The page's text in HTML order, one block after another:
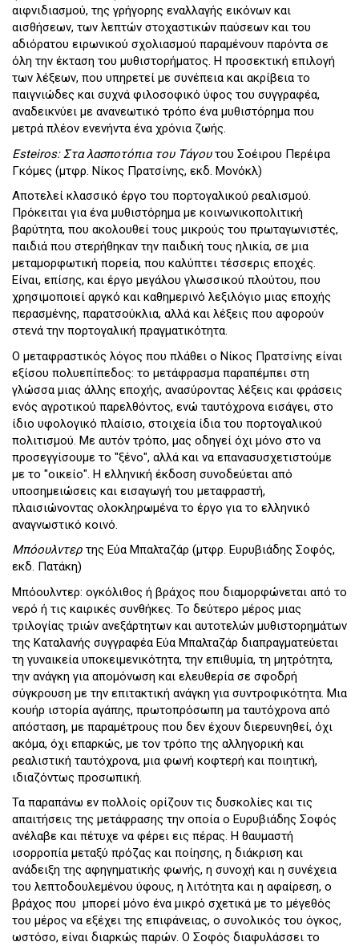
αιφνιδιασμού, της γρήγορης εναλλαγής εικόνων και
αισθήσεων, των λεπτών στοχαστικών παύσεων και του
αδιόρατου ειρωνικού σχολιασμού παραμένουν παρόντα σε
όλη την έκταση του μυθιστορήματος. Η προσεκτική επιλογή
των λέξεων, που υπηρετεί με συνέπεια και ακρίβεια το
παιγνιώδες και συχνά φιλοσοφικό ύφος του συγγραφέα,
αναδεικνύει με ανανεωτικό τρόπο ένα μυθιστόρημα που
μετρά πλέον ενενήντα ένα χρόνια ζωής.
Esteiros: Στα λασποτόπια του Τάγουτου Σοέιρου Περέιρα
Γκόμες (μτφρ. Νίκος Πρατσίνης, εκδ. Μονόκλ)
Αποτελεί κλασσικό έργο του πορτογαλικού ρεαλισμού.
Πρόκειται για ένα μυθιστόρημα με κοινωνικοπολιτική
βαρύτητα, που ακολουθεί τους μικρούς του πρωταγωνιστές,
παιδιά που στερήθηκαν την παιδική τους ηλικία, σε μια
μεταμορφωτική πορεία, που καλύπτει τέσσερις εποχές.
Είναι, επίσης, και έργο μεγάλου γλωσσικού πλούτου, που
χρησιμοποιεί αργκό και καθημερινό λεξιλόγιο μιας εποχής
περασμένης, παρατσούκλια, αλλά και λέξεις που αφορούν
στενά την πορτογαλική πραγματικότητα.
Ο μεταφραστικός λόγος που πλάθει ο Νίκος Πρατσίνης είναι
εξίσου πολυεπίπεδος: το μετάφρασμα παραπέμπει στη
γλώσσα μιας άλλης εποχής, ανασύροντας λέξεις και φράσεις
ενός αγροτικού παρελθόντος, ενώ ταυτόχρονα εισάγει, στο
ίδιο υφολογικό πλαίσιο, στοιχεία ίδια του πορτογαλικού
πολιτισμού. Με αυτόν τρόπο, μας οδηγεί όχι μόνο στο να
προσεγγίσουμε το "ξένο", αλλά και να επανασυσχετιστούμε
με το "οικείο". Η ελληνική έκδοση συνοδεύεται από
υποσημειώσεις και εισαγωγή του μεταφραστή,
πλαισιώνοντας ολοκληρωμένα το έργο για το ελληνικό
αναγνωστικό κοινό.
Μπόουλντερ της Εύα Μπαλταζάρ (μτφρ. Ευρυβιάδης Σοφός,
εκδ. Πατάκη)
Μπόουλντερ: ογκόλιθος ή βράχος που διαμορφώνεται από το
νερό ή τις καιρικές συνθήκες. Το δεύτερο μέρος μιας
τριλογίας τριών ανεξάρτητων και αυτοτελών μυθιστορημάτων
της Καταλανής συγγραφέα Εύα Μπαλταζάρ διαπραγματεύεται
τη γυναικεία υποκειμενικότητα, την επιθυμία, τη μητρότητα,
την ανάγκη για απομόνωση και ελευθερία σε σφοδρή
σύγκρουση με την επιτακτική ανάγκη για συντροφικότητα. Μια
κουήρ ιστορία αγάπης, πρωτοπρόσωπη μα ταυτόχρονα από
απόσταση, με παραμέτρους που δεν έχουν διερευνηθεί, όχι
ακόμα, όχι επαρκώς, με τον τρόπο της αλληγορική και
ρεαλιστική ταυτόχρονα, μια φωνή κοφτερή και ποιητική,
ιδιαζόντως προσωπική.
Τα παραπάνω εν πολλοίς ορίζουν τις δυσκολίες και τις
απαιτήσεις της μετάφρασης την οποία ο Ευρυβιάδης Σοφός
ανέλαβε και πέτυχε να φέρει εις πέρας. Η θαυμαστή
ισορροπία μεταξύ πρόζας και ποίησης, η διάκριση και
ανάδειξη της αφηγηματικής φωνής, η συνοχή και η συνέχεια
του λεπτοδουλεμένου ύφους, η λιτότητα και η αφαίρεση, ο
βράχος που μπορεί μόνο ένα μικρό σχετικά με το μέγεθός
του μέρος να εξέχει της επιφάνειας, ο συνολικός του όγκος,
ωστόσο, είναι διαρκώς παρών. Ο Σοφός διαφυλάσσει το